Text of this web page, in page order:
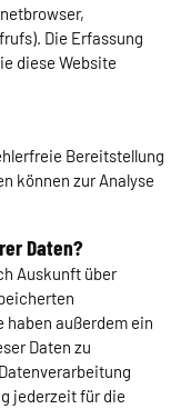
Die Erfassung
diese Website
Bereitstellung
können zur Analyse
Daten?
Auskunft über
haben außerdem ein
Daten zu
jederzeit für die